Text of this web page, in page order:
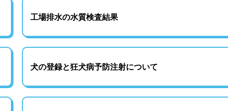
工場排水の水質検査結果
犬の登録と狂犬病予防注射について